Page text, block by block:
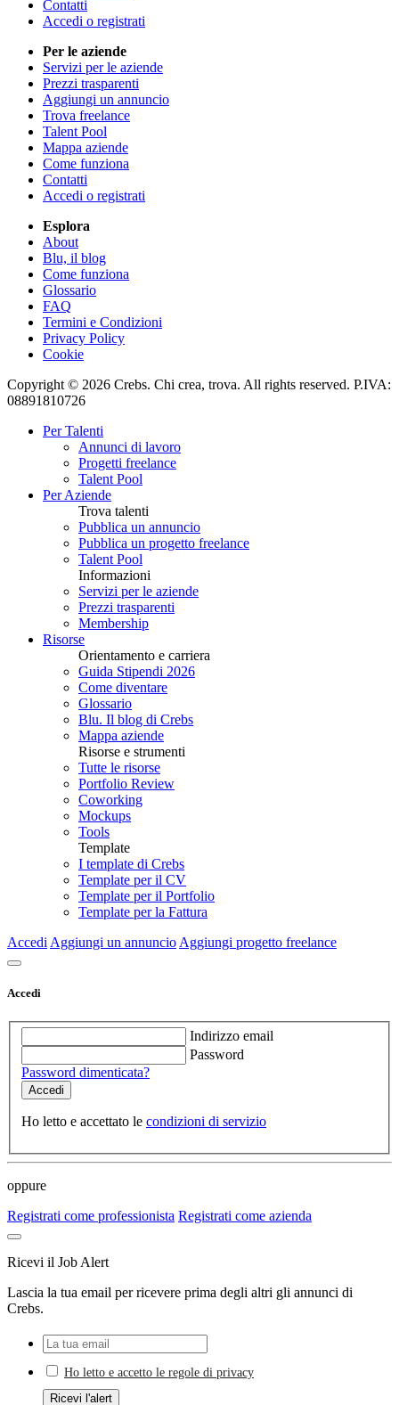
Contatti
Accedi o registrati
Per le aziende
Servizi per le aziende
Prezzi trasparenti
Aggiungi un annuncio
Trova freelance
Talent Pool
Mappa aziende
Come funziona
Contatti
Accedi o registrati
Esplora
About
Blu, il blog
Come funziona
Glossario
FAQ
Termini e Condizioni
Privacy Policy
Cookie
Copyright © 2026 Crebs. Chi crea, trova. All rights reserved. P.IVA:
08891810726
Per Talenti
Annunci di lavoro
Progetti freelance
Talent Pool
Per Aziende
Trova talenti
Pubblica un annuncio
Pubblica un progetto freelance
Talent Pool
Informazioni
Servizi per le aziende
Prezzi trasparenti
Membership
Risorse
Orientamento e carriera
Guida Stipendi 2026
Come diventare
Glossario
Blu. Il blog di Crebs
Mappa aziende
Risorse e strumenti
Tutte le risorse
Portfolio Review
Coworking
Mockups
Tools
Template
I template di Crebs
Template per il CV
Template per il Portfolio
Template per la Fattura
Accedi Aggiungi un annuncio Aggiungi progetto freelance
Accedi
Indirizzo email
Password
Password dimenticata?
Ho letto e accettato le condizioni di servizio
oppure
Registrati come professionista Registrati come azienda
Ricevi il Job Alert
Lascia la tua email per ricevere prima degli altri gli annunci di
Crebs.
Ho letto e accetto le regole di privacy